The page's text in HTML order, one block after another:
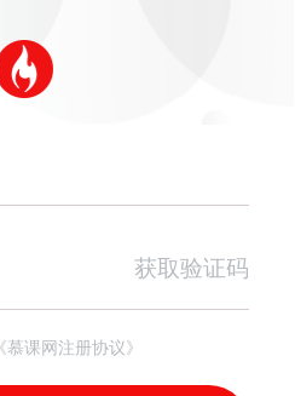
获取验证码
课网注册协议》